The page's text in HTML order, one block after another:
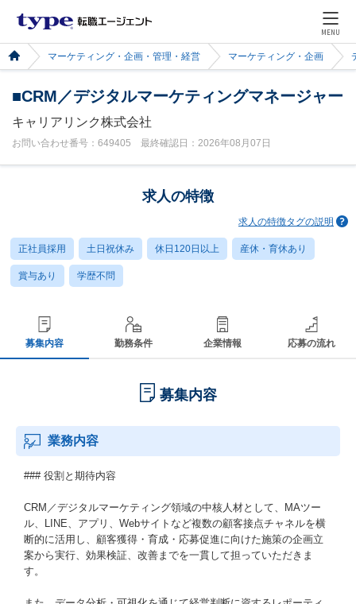
MENU
マーケティング・企画・管理・経営 マーケティング・企画
■CRM／デジタルマーケティングマネージャー
キャリアリンク株式会社
お問い合わせ番号：649405 最終確認日：2026年08月07日
求人の特徴
求人の特徴タグの説明
正社員採用 土日祝休み 休日120日以上 産休・育休あり
賞与あり 学歴不問
募集内容 勤務条件 企業情報 応募の流れ
募集内容
業務内容
### 役割と期待内容
CRM／デジタルマーケティング領域の中核人材として、MAツー
ル、LINE、アプリ、Webサイトなど複数の顧客接点チャネルを横
断的に活用し、顧客獲得・育成・応募促進に向けた施策の企画立
案から実行、効果検証、改善までを一貫して担っていただきま
す。